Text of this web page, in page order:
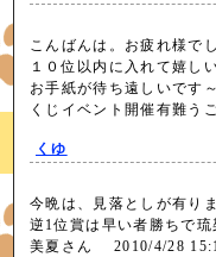
こんばんは。お疲れ様で
１０位以内に入れて嬉し
お手紙が待ち遠しいです
くじイベント開催有難
くゆ
今晩は、見落としが有り
逆1位賞は早い者勝ちで
美夏さん 2010/4/28